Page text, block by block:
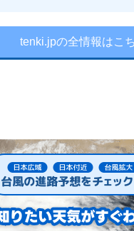
tenki.jpの全情報はこ